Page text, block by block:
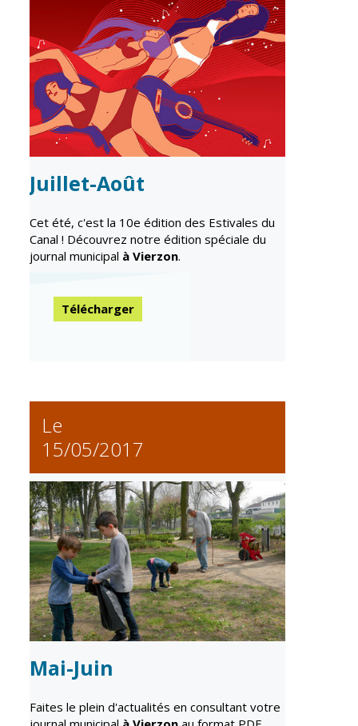
CCAS
Conseil
d'administration
Accueil de jour
L'EHPAD
Autonomie
seniors
Santé
Centre de
santé
de santé
garde
Culture
Espace
Maurice
Rollinat
Théâtre Mac-
Nab / La
Décale
Conservatoire
Ateliers arts
Piscine Charles
Moreira
Équipements
sportifs
Associations
Annuaire des
associations
Juillet-Août
Cet été, c'est la 10e édition des Estivales du
Canal ! Découvrez notre édition spéciale du
journal municipal à Vierzon.
Télécharger
Le
15/05/2017
Mai-Juin
Faites le plein d'actualités en consultant votre